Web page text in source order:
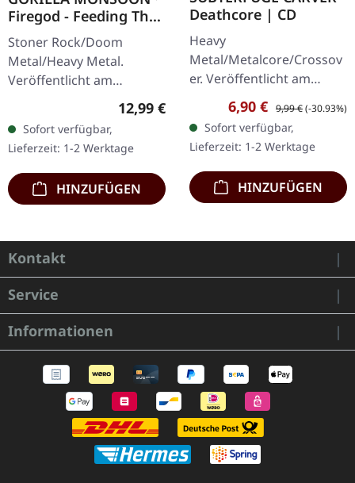
Firegod - Feeding The
Beast | CD
Stoner Rock/Doom
Metal/Heavy Metal.
Veröffentlicht am
11.05.2018, auf Supreme
Chaos Records. CD im
Jewelcase mit 8-seitigem
Booklet. Das dritte
Album…
Regulärer Preis:
12,99 €
Sofort verfügbar,
Lieferzeit: 1-2 Werktage
HINZUFÜGEN
Deathcore | CD
Heavy
Metal/Metalcore/Crossov
er. Veröffentlicht am
08.02.2008, auf Supreme
Chaos Records. CD im
Jewelcase mit 12-seitigem
Booklet. Subterfuge
Carver…
Verkaufspreis:
6,90 € Regulärer Preis:
9,99 €(-30.93%)
Sofort verfügbar,
Lieferzeit: 1-2 Werktage
HINZUFÜGEN
Kontakt
Service
Informationen